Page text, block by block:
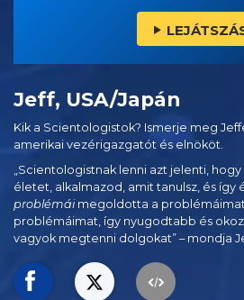
Jeff, USA/Japán
Kik a Scientologistok? Ismerje meg
amerikai vezérigazgatót és elnököt.
„Scientologistnak lenni azt jelenti,
életet, alkalmazod, amit tanulsz, és
problémáimegoldotta a
problémáimat, így nyugodtabb és
vagyok megtenni dolgokat” – mondja